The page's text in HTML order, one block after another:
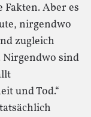
Aber es
nirgendwo
zugleich
sind
und Tod.“